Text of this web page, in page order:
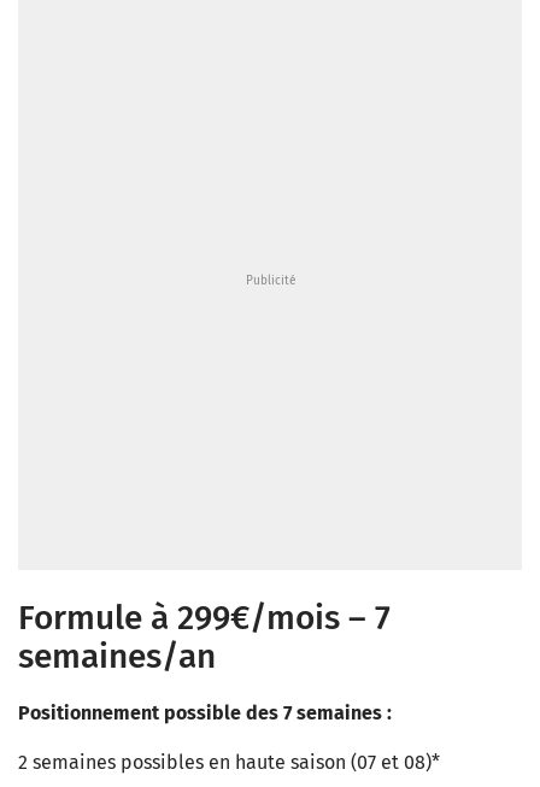
Formule à 299€/mois – 7
semaines/an
Positionnement possible des 7 semaines :
2 semaines possibles en haute saison (07 et 08)*